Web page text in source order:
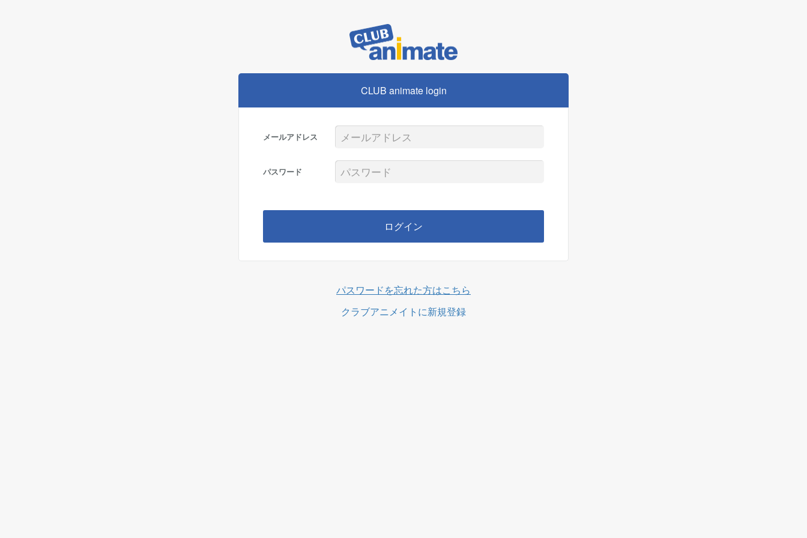
CLUB animate login
メールアドレス
パスワード
ログイン
パスワードを忘れた方はこちら
クラブアニメイトに新規登録